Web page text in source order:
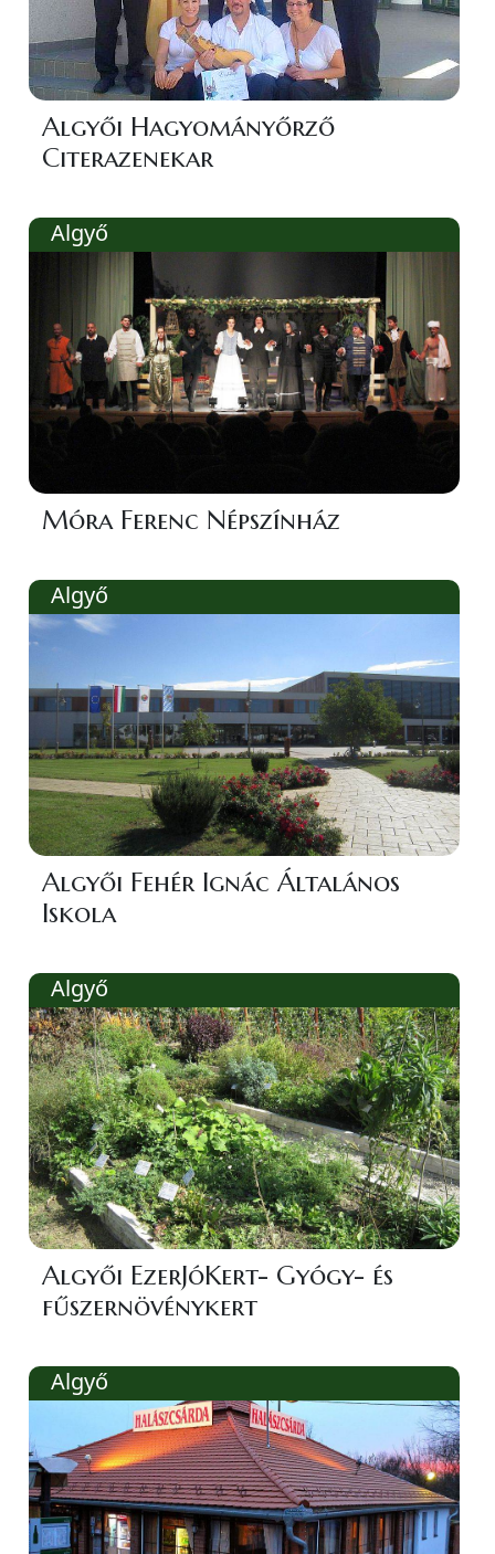
Algyői Hagyományőrző
Citerazenekar
Algyő
Móra Ferenc Népszínház
Algyő
Algyői Fehér Ignác Általános
Iskola
Algyő
Algyői EzerJóKert- Gyógy- és
fűszernövénykert
Algyő